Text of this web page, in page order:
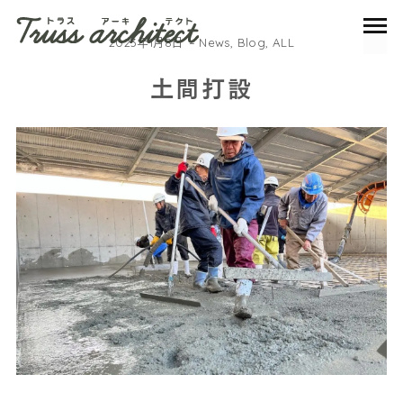
2023年1月8日 News, Blog, ALL
土間打設